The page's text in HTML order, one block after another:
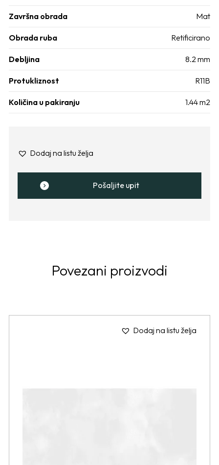
Završna obrada Mat
Obrada ruba Retificirano
Debljina 8.2 mm
Protukliznost R11B
Količina u pakiranju 1.44 m2
Dodaj na listu želja
Pošaljite upit
Povezani proizvodi
Dodaj na listu želja